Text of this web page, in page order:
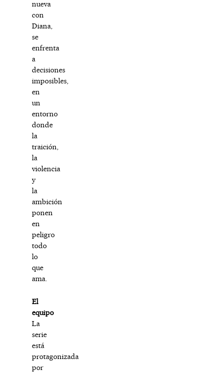
nueva
con
Diana,
se
enfrenta
a
decisiones
imposibles,
en
un
entorno
donde
la
traición,
la
violencia
y
la
ambición
ponen
en
peligro
todo
lo
que
ama.
El
equipo
La
serie
está
protagonizada
por